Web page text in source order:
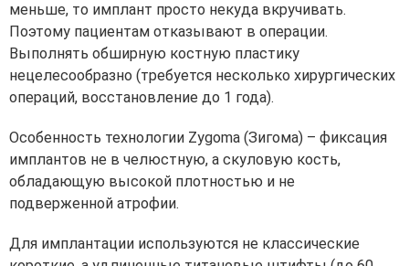
меньше, то имплант просто некуда вкручивать.
Поэтому пациентам отказывают в операции.
Выполнять обширную костную пластику
нецелесообразно (требуется несколько хирургических
операций, восстановление до 1 года).
Особенность технологии Zygoma (Зигома) – фиксация
имплантов не в челюстную, а скуловую кость,
обладающую высокой плотностью и не
подверженной атрофии.
Для имплантации используются не классические